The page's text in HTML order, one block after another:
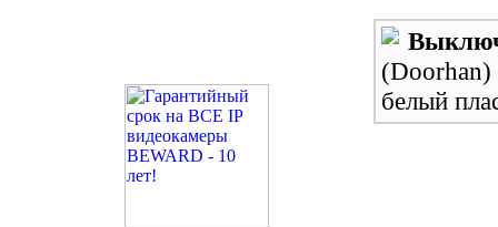
белый